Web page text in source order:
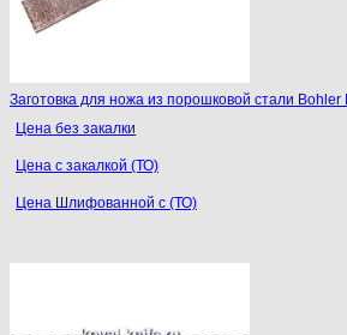
Заготовка для ножа из порошковой стали
Цена без закалки
Цена с закалкой (ТО)
Цена Шлифованной с (ТО)